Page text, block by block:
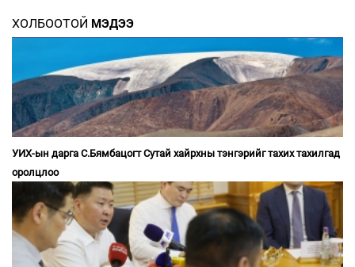
ХОЛБООТОЙ МЭДЭЭ
УИХ-ын дарга С.Бямбацогт Сутай хайрхны тэнгэрийг тахих тахилгад
оролцлоо